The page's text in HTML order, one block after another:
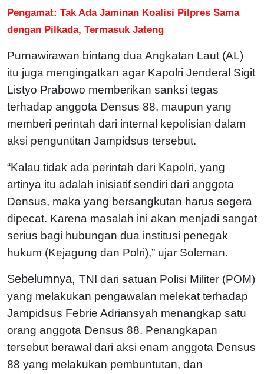
Pengamat: Tak Ada Jaminan Koalisi Pilpres Sama
dengan Pilkada, Termasuk Jateng
Purnawirawan bintang dua Angkatan Laut (AL)
itu juga mengingatkan agar Kapolri Jenderal Sigit
Listyo Prabowo memberikan sanksi tegas
terhadap anggota Densus 88, maupun yang
memberi perintah dari internal kepolisian dalam
aksi penguntitan Jampidsus tersebut.
“Kalau tidak ada perintah dari Kapolri, yang
artinya itu adalah inisiatif sendiri dari anggota
Densus, maka yang bersangkutan harus segera
dipecat. Karena masalah ini akan menjadi sangat
serius bagi hubungan dua institusi penegak
hukum (Kejagung dan Polri),” ujar Soleman.
Sebelumnya, TNI dari satuan Polisi Militer (POM)
yang melakukan pengawalan melekat terhadap
Jampidsus Febrie Adriansyah menangkap satu
orang anggota Densus 88. Penangkapan
tersebut berawal dari aksi enam anggota Densus
88 yang melakukan pembuntutan, dan